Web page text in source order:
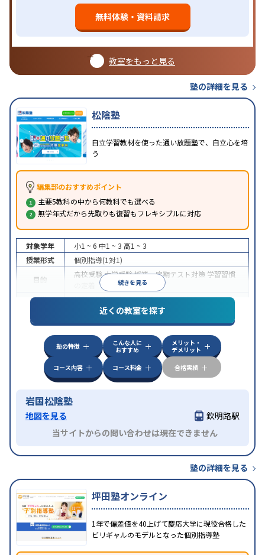
無料体験・資料請求
教室をもっと見る
塾の詳細を見る
松陰塾
自立学習教材を使った通い放題塾で、自立心を培
う
編集部のおすすめポイント
主要5教科の中から何教科でも選べる
無学年式だから先取りも復習もフレキシブルに対応
続きを見る
対象学年 小1 ~ 6 中1 ~ 3 高1 ~ 3
授業形式
個別指導(1対1)
目的
高校受験大学受験授業・定期テスト対策 学習習慣
特徴
授業の振替可能季節講習のみの受講可
近くの教室を探す
塾の特徴
こんな人に
おすすめ
メリット・
デメリット
コース内容
コース料金 合格実績
岩国松陰塾
地図を見る
欽明路駅
当サイトからの問い合わせは現在できません
塾の詳細を見る
坪田塾オンライン
1年で偏差値を40上げて慶応大学に現役合格した
ビリギャルのモデルとなった個別指導塾